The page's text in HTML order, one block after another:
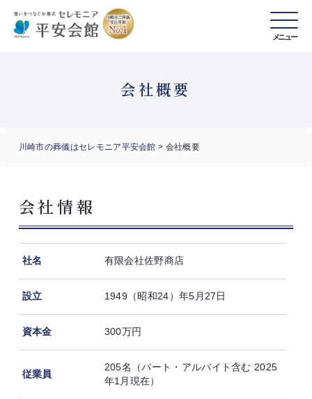
メニュー
会社概要
川崎市の葬儀はセレモニア平安会館 > 会社概要
会社情報
社名 有限会社佐野商店
設立 1949（昭和24）年5月27日
資本金 300万円
従業員
205名（パート・アルバイト含む 2025
年1月現在）